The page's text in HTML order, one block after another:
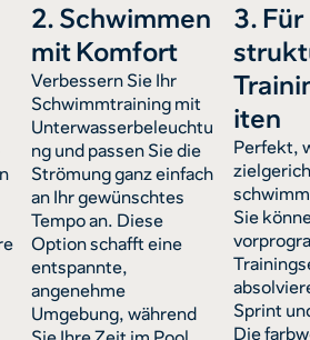
2. Schwimmen
mit Komfort
Verbessern Sie Ihr
Schwimmtraining mit
Unterwasserbeleuchtu
ng und passen Sie die
Strömung ganz einfach
an Ihr gewünschtes
Tempo an. Diese
Option schafft eine
entspannte,
angenehme
Umgebung, während
3. Für
iten
Perfekt,
Sie
Sprint
Die